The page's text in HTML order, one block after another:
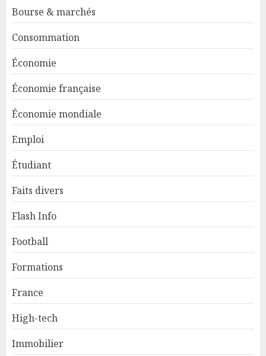
Bourse & marchés
Consommation
Économie
Économie française
Économie mondiale
Emploi
Étudiant
Faits divers
Flash Info
Football
Formations
France
High-tech
Immobilier